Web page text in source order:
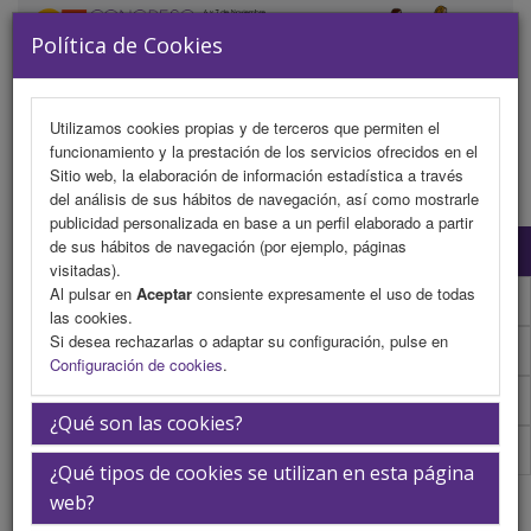
Política de Cookies
Utilizamos cookies propias y de terceros que permiten el
funcionamiento y la prestación de los servicios ofrecidos en el
Sitio web, la elaboración de información estadística a través
del análisis de sus hábitos de navegación, así como mostrarle
publicidad personalizada en base a un perfil elaborado a partir
de sus hábitos de navegación (por ejemplo, páginas
visitadas).
Al pulsar en Aceptar consiente expresamente el uso de todas
las cookies.
Si desea rechazarlas o adaptar su configuración, pulse en
Configuración de cookies.
¿Qué son las cookies?
¿Qué tipos de cookies se utilizan en esta página
web?
MENU
Programa científico
Programa científico (PDF)
Normativa comunicaciones
Envío de comunicaciones
Plantilla
Cirugía Ginecológica basada en la